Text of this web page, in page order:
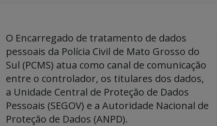
O Encarregado de tratamento de dados
pessoais da Polícia Civil de Mato Grosso do
Sul (PCMS) atua como canal de comunicação
entre o controlador, os titulares dos dados,
a Unidade Central de Proteção de Dados
Pessoais (SEGOV) e a Autoridade Nacional de
Proteção de Dados (ANPD).